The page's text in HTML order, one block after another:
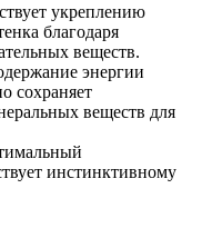
укреплению
благодаря
веществ.
энергии
сохраняет
веществ для
инстинктивному